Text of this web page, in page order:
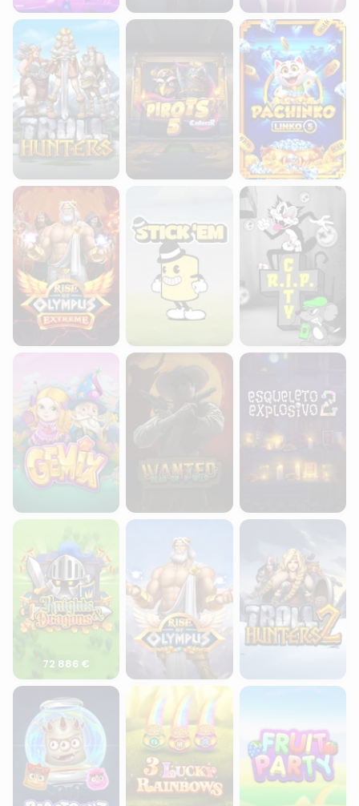
Troll Hunters Pirots 5 Pachinko Linko 5
Rise of Olympus Extreme RIP City
Gemix Wanted Dead or a WildEsqueleto
Knights & Dragons
72 886 €
Rise of Olympus Troll Hunters 2
Reactoonz 3 Lucky Rainbows Fruit Party